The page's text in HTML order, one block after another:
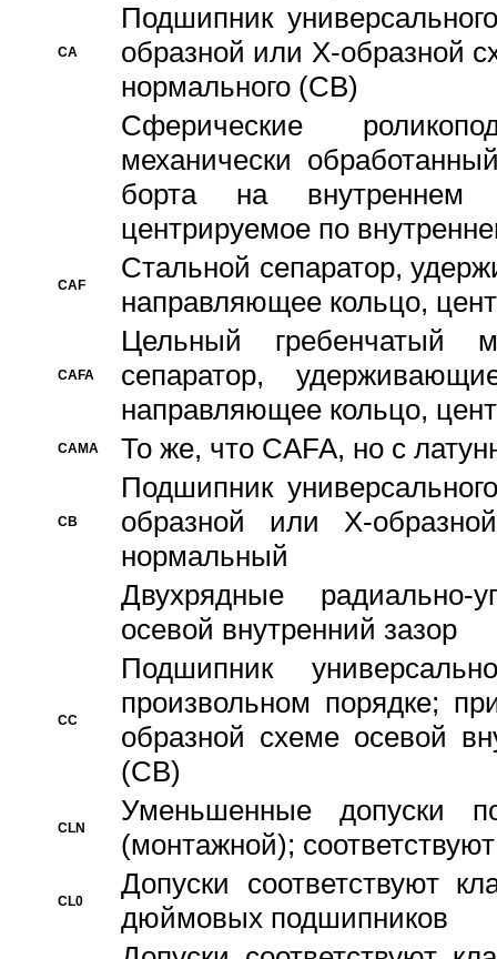
CA
Подшипник
образной или Х-образной
нормального (CB)
Сферические
механически
борта на внутреннем
центрируемое по
CAF
Стальной сепаратор,
направляющее кольцо,
CAFA
Цельный гребенчатый
сепаратор,
направляющее кольцо,
CAMA То же, что CAFA, но с
CB
Подшипник
образной или Х-
нормальный
Двухрядные радиально-
осевой внутренний зазор
CC
Подшипник
произвольном порядке;
образной схеме осевой
(CB)
CLN
Уменьшенные
(монтажной);
CL0
Допуски соответствуют
дюймовых подшипников